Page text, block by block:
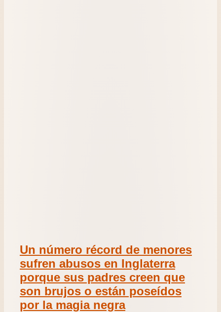
Un número récord de menores
sufren abusos en Inglaterra
porque sus padres creen que
son brujos o están poseídos
por la magia negra